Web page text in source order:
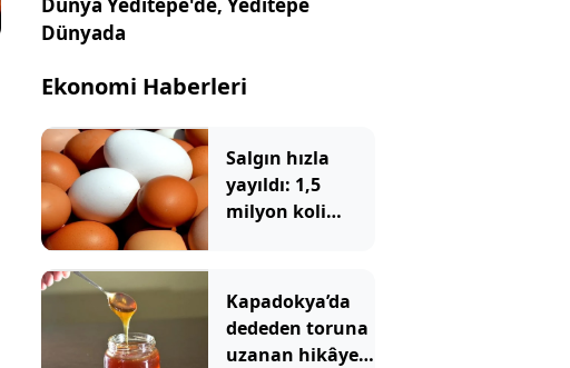
Dünyada
Ekonomi Haberleri
Salgın hızla
yayıldı: 1,5
milyon koli
Kapadokya’da
dededen toruna
uzanan hikâye: